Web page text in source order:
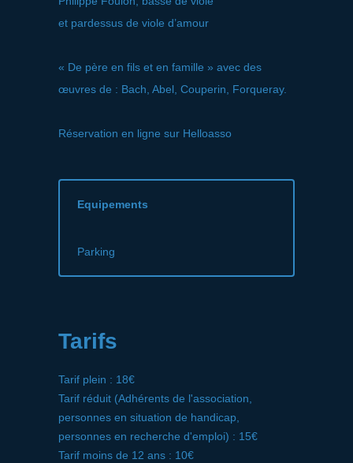
et pardessus de viole d’amour
« De père en fils et en famille » avec des
œuvres de : Bach, Abel, Couperin, Forqueray.
Réservation en ligne sur Helloasso
Equipements
Parking
Tarifs
Tarif plein : 18€
Tarif réduit (Adhérents de l'association,
personnes en situation de handicap,
personnes en recherche d'emploi) : 15€
Tarif moins de 12 ans : 10€